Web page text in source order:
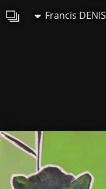
Francis DENIS